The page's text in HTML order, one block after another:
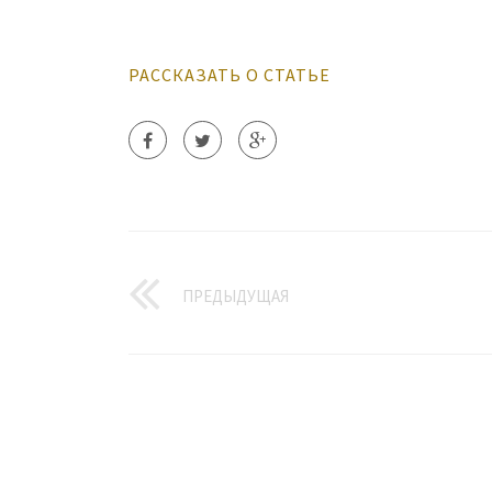
РАССКАЗАТЬ О СТАТЬЕ
ПРЕДЫДУЩАЯ